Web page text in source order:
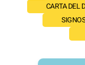
CARTA DEL
SIGNOS